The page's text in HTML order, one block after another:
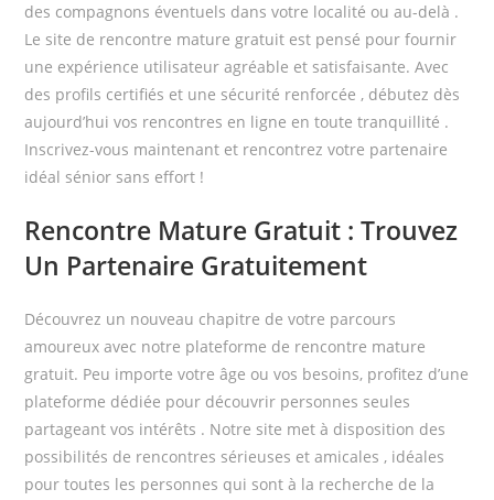
des compagnons éventuels dans votre localité ou au-delà .
Le site de rencontre mature gratuit est pensé pour fournir
une expérience utilisateur agréable et satisfaisante. Avec
des profils certifiés et une sécurité renforcée , débutez dès
aujourd’hui vos rencontres en ligne en toute tranquillité .
Inscrivez-vous maintenant et rencontrez votre partenaire
idéal sénior sans effort !
Rencontre Mature Gratuit : Trouvez
Un Partenaire Gratuitement
Découvrez un nouveau chapitre de votre parcours
amoureux avec notre plateforme de rencontre mature
gratuit. Peu importe votre âge ou vos besoins, profitez d’une
plateforme dédiée pour découvrir personnes seules
partageant vos intérêts . Notre site met à disposition des
possibilités de rencontres sérieuses et amicales , idéales
pour toutes les personnes qui sont à la recherche de la